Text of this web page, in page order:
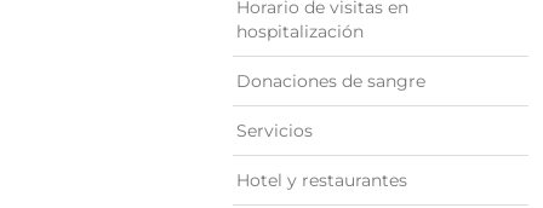
Horario de visitas en
hospitalización
Donaciones de sangre
Servicios
Hotel y restaurantes